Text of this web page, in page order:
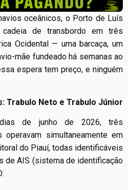
oceânicos, o Porto de Luís
de transbordo em três
Ocidental — uma barcaça, um
mãe fundeado há semanas ao
espera tem preço, e ninguém
Trabulo Neto e Trabulo Júnior
de junho de 2026, três
operavam simultaneamente em
do Piauí, todas identificáveis
de AIS (sistema de identificação